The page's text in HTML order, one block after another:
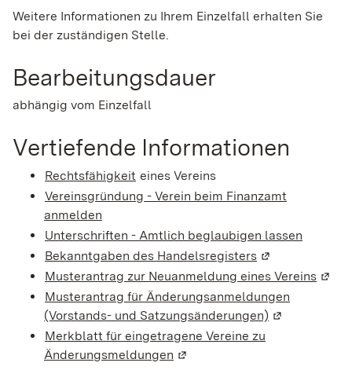
Weitere Informationen zu Ihrem Einzelfall erhalten Sie
bei der zuständigen Stelle.
Bearbeitungsdauer
abhängig vom Einzelfall
Vertiefende Informationen
Rechtsfähigkeit eines Vereins
Vereinsgründung - Verein beim Finanzamt
anmelden
Unterschriften - Amtlich beglaubigen lassen
Bekanntgaben des Handelsregisters (Wird in einem
Musterantrag zur Neuanmeldung eines Vereins
Musterantrag für Änderungsanmeldungen
(Vorstands- und Satzungsänderungen) (Wird in
Merkblatt für eingetragene Vereine zu
Änderungsmeldungen (Wird in einem neuen